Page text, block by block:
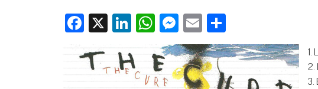
Facebook
X LinkedIn
WhatsApp
Messenger
Email
1.
2.
3.